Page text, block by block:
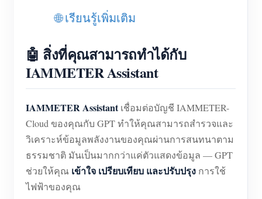
แอปพลิเคชัน
ตัวตรวจสอบพลังงานระบบโซลาร์ PV
ตัวตรวจสอบการใช้ไฟฟ้า
ระบบอัตโนมัติภายในบ้าน
การตรวจสอบพลังงานโรงงาน
ร้านค้า
แหล่งข้อมูล
คู่มือเริ่มต้นใช้งานผลิตภัณฑ์
เอกสาร
วิดีโอสอนใช้งาน
FAQ
ข่าวสาร
ชุมชน
โปรแกรมผู้ร่วมพัฒนา
ศูนย์ผู้ร่วมพัฒนา
กิจกรรม IAMMETER
ฟอรัม
โซลูชัน
ติดต่อ
เกี่ยวกับเรา
🌐 เรียนรู้เพิ่มเติม
🤖 สิ่งที่คุณสามารถทำได้กับ
IAMMETER Assistant
IAMMETER Assistantเชื่อมต่อบัญชี IAMMETER-
Cloud ของคุณกับ GPT ทำให้คุณสามารถสำรวจและ
วิเคราะห์ข้อมูลพลังงานของคุณผ่านการสนทนาตาม
ธรรมชาติ มันเป็นมากกว่าแค่ตัวแสดงข้อมูล — GPT
ช่วยให้คุณ เข้าใจ เปรียบเทียบ และปรับปรุง การใช้
ไฟฟ้าของคุณ